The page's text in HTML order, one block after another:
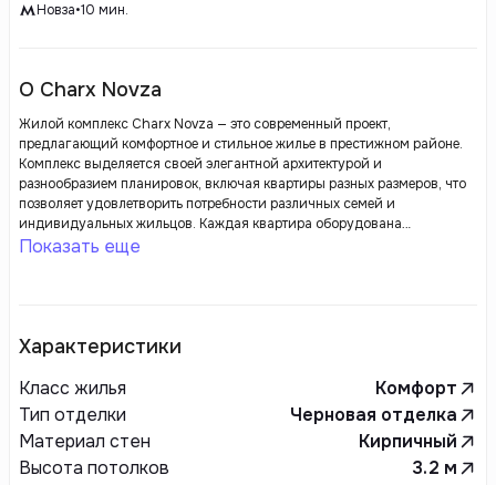
Новза•10 мин.
О Charx Novza
Жилой комплекс Charx Novza — это современный проект,
предлагающий комфортное и стильное жилье в престижном районе.
Комплекс выделяется своей элегантной архитектурой и
разнообразием планировок, включая квартиры разных размеров, что
позволяет удовлетворить потребности различных семей и
индивидуальных жильцов. Каждая квартира оборудована
современными удобствами и выполнена с использованием
Показать еще
Характеристики
Класс жилья
Комфорт
Тип отделки
Черновая отделка
Материал стен
Кирпичный
Высота потолков
3.2 м